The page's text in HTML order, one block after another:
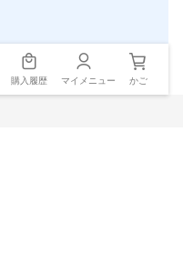
購入履歴 マイメニュー かご